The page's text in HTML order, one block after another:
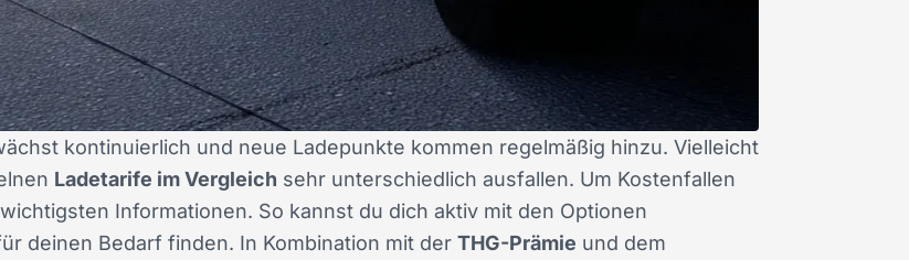
kontinuierlich und neue Ladepunkte kommen regelmäßig hinzu. Vielleicht
Ladetarife im Vergleich sehr unterschiedlich ausfallen. Um Kostenfallen
Informationen. So kannst du dich aktiv mit den Optionen
deinen Bedarf finden. In Kombination mit der THG-Prämie und dem